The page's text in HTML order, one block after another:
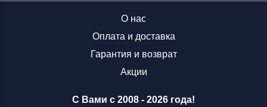
С Вами с 2008 - 2026 года!
О нас
Оплата и доставка
Гарантия и возврат
Акции